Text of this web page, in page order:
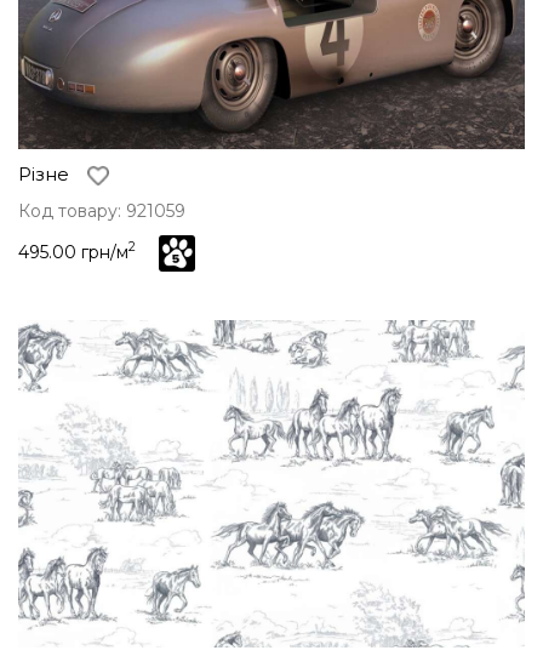
Різне
Код товару: 921059
495.00 грн/м2